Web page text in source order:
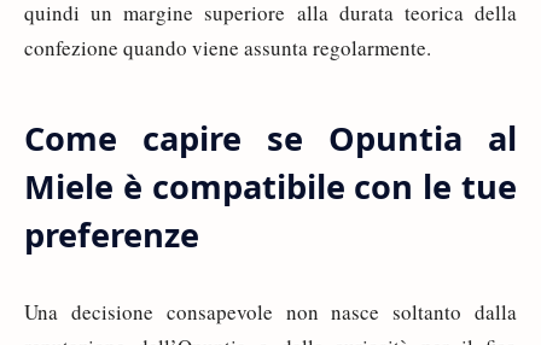
quindi un margine superiore alla durata teorica della
confezione quando viene assunta regolarmente.
Come capire se Opuntia al
Miele è compatibile con le tue
preferenze
Una decisione consapevole non nasce soltanto dalla